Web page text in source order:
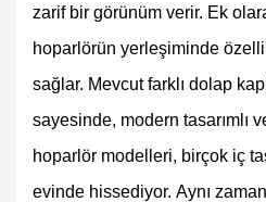
zarif bir görünüm verir. Ek
hoparlörün yerleşiminde
sağlar. Mevcut farklı dolap
sayesinde, modern tasarımlı
hoparlör modelleri, birçok iç
evinde hissediyor. Aynı